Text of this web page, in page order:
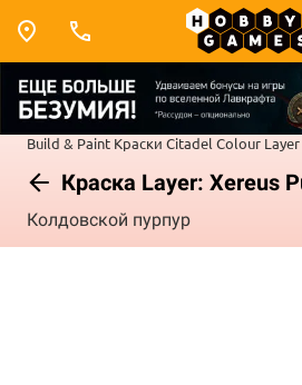
Build & Paint Краски Citadel Colour Layer
Краска Layer: Xereus
Колдовской пурпур